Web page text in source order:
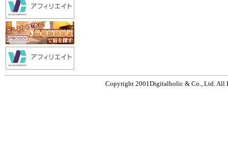
Copyright 2001Digitalholic & Co., Ltd. All